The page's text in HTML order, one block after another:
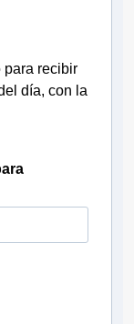
para recibir
día, con la